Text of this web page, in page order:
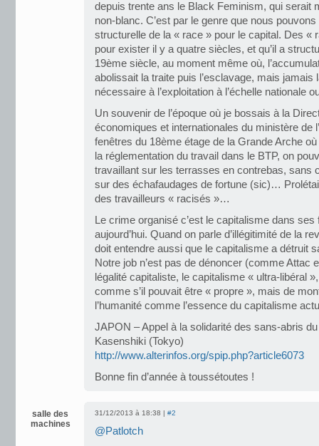
depuis trente ans le Black Feminism, qui serait
non-blanc. C’est par le genre que nous
structurelle de la « race » pour le capital. Des «
pour exister il y a quatre siècles, et qu’il a
19ème siècle, au moment même où,
abolissait la traite puis l’esclavage, mais jamais
nécessaire à l’exploitation à l’échelle nationale
Un souvenir de l’époque où je bossais à la
économiques et internationales du ministère de
fenêtres du 18ème étage de la Grande Arche
la réglementation du travail dans le BTP, on
travaillant sur les terrasses en contrebas, sans
sur des échafaudages de fortune (sic)…
des travailleurs « racisés »…
Le crime organisé c’est le capitalisme dans
aujourd’hui. Quand on parle d’illégitimité de la
doit entendre aussi que le capitalisme a détruit
Notre job n’est pas de dénoncer (comme Attac
légalité capitaliste, le capitalisme « ultra-libéral
comme s’il pouvait être « propre », mais de
l’humanité comme l’essence du capitalisme
JAPON – Appel à la solidarité des sans-abris
Kasenshiki (Tokyo)
http://www.alterinfos.org/spip.php?article6073
Bonne fin d’année à toussétoutes !
salle des
machines
31/12/2013 à 18:38 | #2
@Patlotch